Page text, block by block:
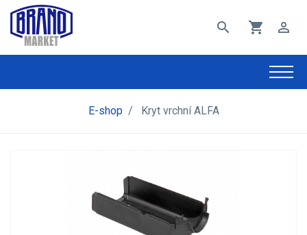
search shopping_cart perm_identity
E-shop / Kryt vrchní ALFA